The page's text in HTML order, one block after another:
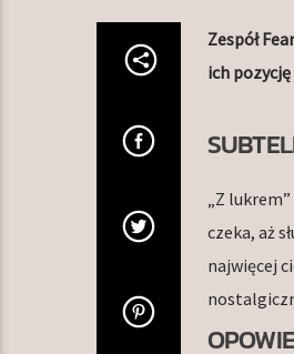
Zespół
ich
„Z
czeka, aż
najwięcej